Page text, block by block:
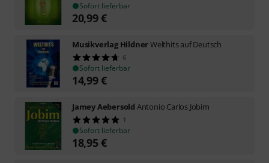
Sofort lieferbar
20,99€
Musikverlag HildnerWelthits auf Deutsch
6
Sofort lieferbar
14,99€
Jamey Aebersold Antonio Carlos Jobim
1
Sofort lieferbar
18,95€